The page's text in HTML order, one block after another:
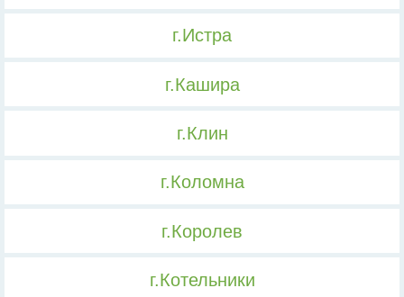
г.Истра
г.Кашира
г.Клин
г.Коломна
г.Королев
г.Котельники